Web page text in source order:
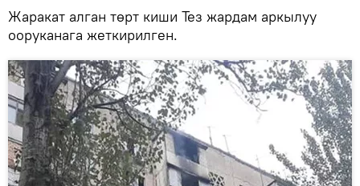
Жаракат алган төрт киши Тез жардам аркылуу
ооруканага жеткирилген.